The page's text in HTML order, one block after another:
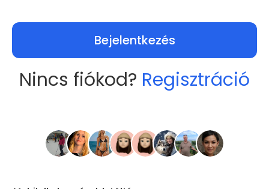
Bejelentkezés
Nincs fiókod? Regisztráció